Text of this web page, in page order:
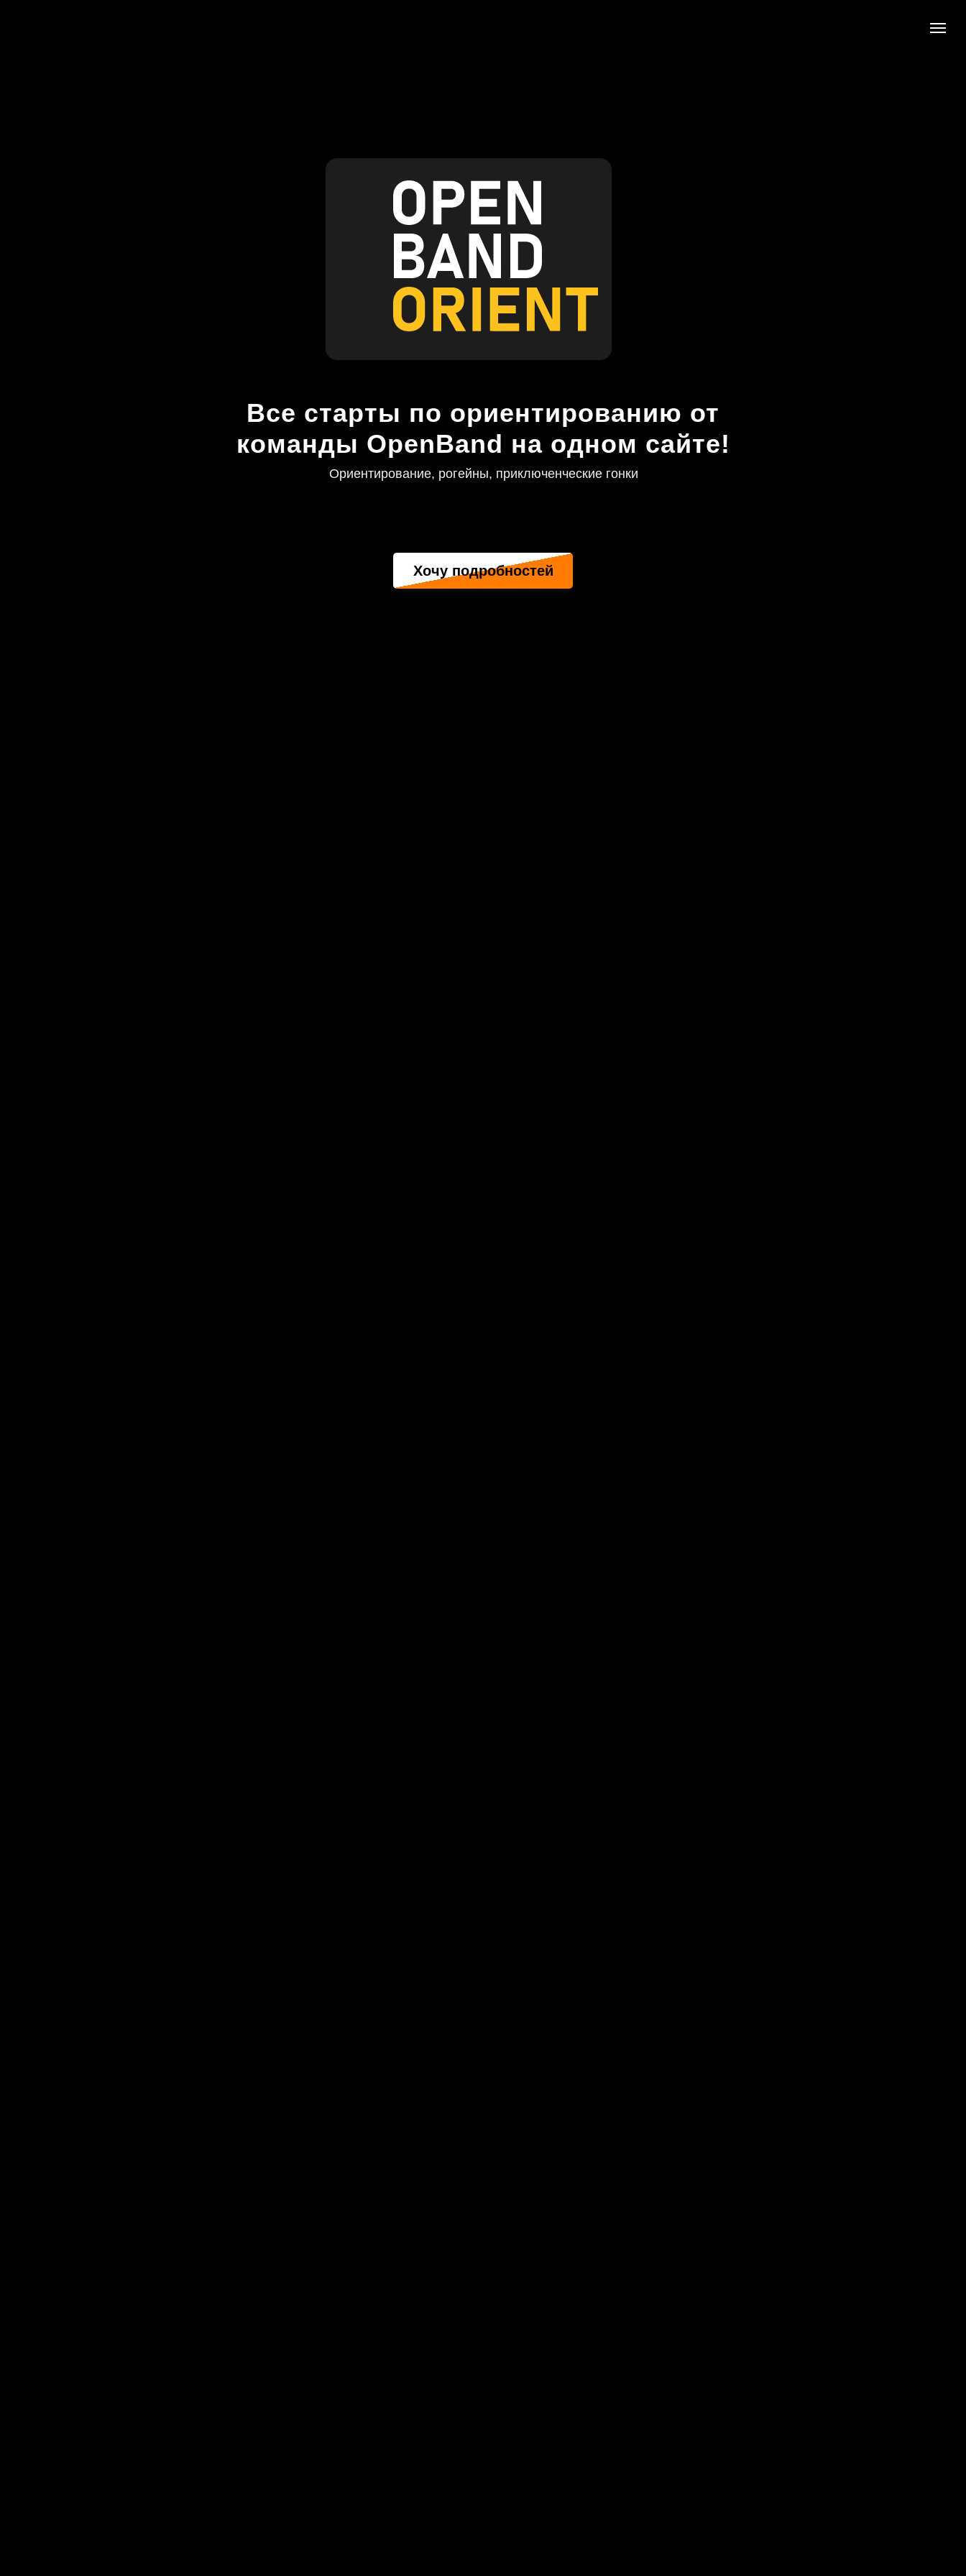
Все старты по ориентированию от
команды OpenBand на одном сайте!
Хочу подробностей
Ориентирование, рогейны, приключенческие гонки